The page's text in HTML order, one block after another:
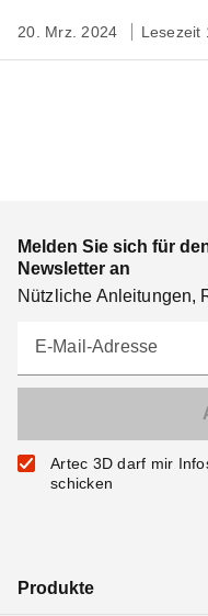
20. Mrz. 2024 Lesezeit
Melden Sie sich für
Newsletter an
Nützliche Anleitungen,
E-Mail-Adresse
Artec 3D darf mir
schicken
Produkte